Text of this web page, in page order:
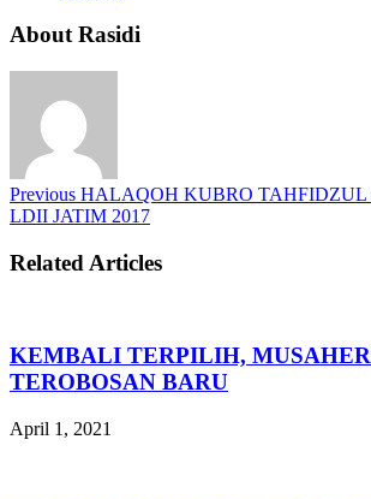
About Rasidi
Previous HALAQOH KUBRO TAHFIDZUL
LDII JATIM 2017
Related Articles
KEMBALI TERPILIH,
TEROBOSAN BARU
April 1, 2021